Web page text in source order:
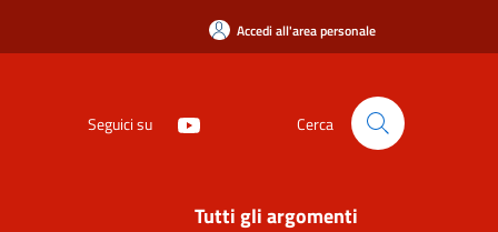
Accedi all'area personale
Seguici su Cerca
Tutti gli argomenti